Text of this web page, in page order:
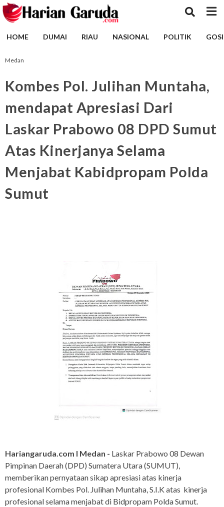
HOME DUMAI RIAU NASIONAL POLITIK
Medan
Kombes Pol. Julihan Muntaha,
mendapat Apresiasi Dari
Laskar Prabowo 08 DPD Sumut
Atas Kinerjanya Selama
Menjabat Kabidpropam Polda
Sumut
Hariangaruda.com I Medan - Laskar Prabowo 08 Dewan
Pimpinan Daerah (DPD) Sumatera Utara (SUMUT),
memberikan pernyataan sikap apresiasi atas kinerja
profesional Kombes Pol. Julihan Muntaha, S.I.K atas kinerja
profesional selama menjabat di Bidpropam Polda Sumut.